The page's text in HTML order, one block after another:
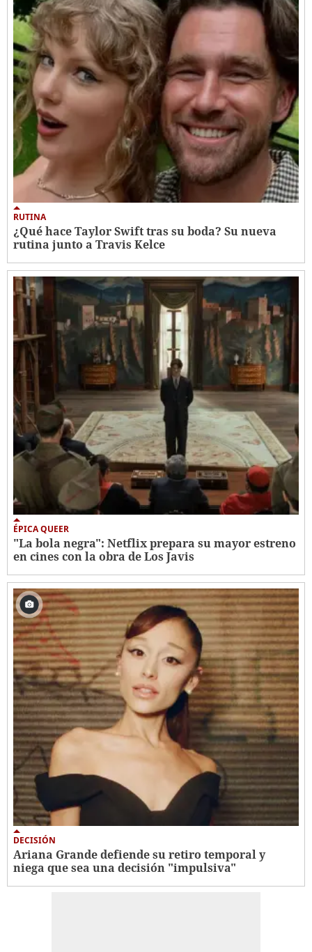
RUTINA
¿Qué hace Taylor Swift tras su boda? Su nueva
rutina junto a Travis Kelce
ÉPICA QUEER
"La bola negra": Netflix prepara su mayor estreno
en cines con la obra de Los Javis
DECISIÓN
Ariana Grande defiende su retiro temporal y
niega que sea una decisión "impulsiva"